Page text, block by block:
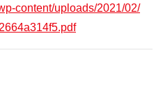
content/uploads/2021/02/
f5.pdf